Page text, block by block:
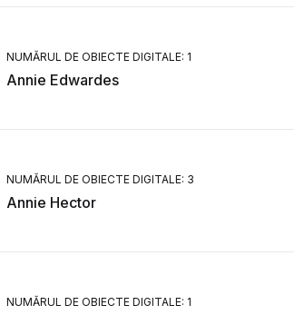
NUMĂRUL DE OBIECTE DIGITALE: 1
Annie Edwardes
NUMĂRUL DE OBIECTE DIGITALE: 3
Annie Hector
NUMĂRUL DE OBIECTE DIGITALE: 1